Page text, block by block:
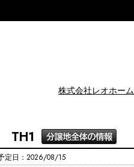
株式会社レオホーム
TH1
定日：2026/08/15